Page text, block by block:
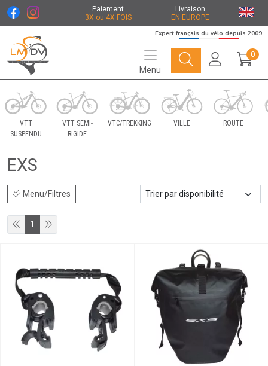
Paiement
3X ou 4X FOIS
Livraison
EN EUROPE
Le Marché du Vélo Votre distributeurs de vélo
Expert français du vélo depuis 2009
Menu
0
VTT
SUSPENDU
VTT SEMI-
RIGIDE
VTC/TREKKING VILLE ROUTE
EXS
Menu/Filtres
1